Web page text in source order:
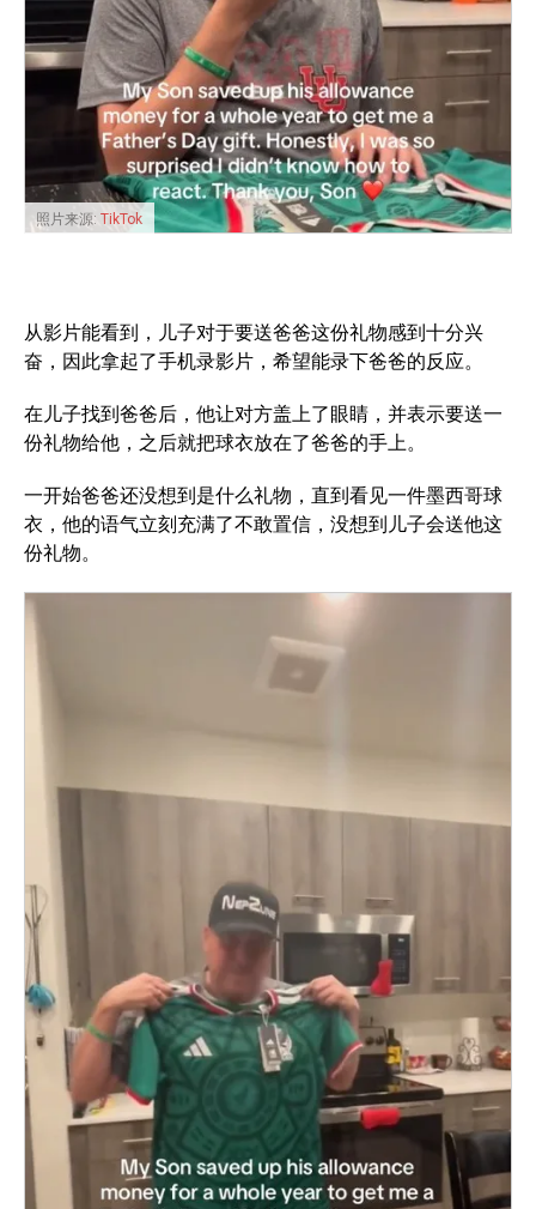
照片来源: TikTok
从影片能看到，儿子对于要送爸爸这份礼物感到十分兴
奋，因此拿起了手机录影片，希望能录下爸爸的反应。
在儿子找到爸爸后，他让对方盖上了眼睛，并表示要送一
份礼物给他，之后就把球衣放在了爸爸的手上。
一开始爸爸还没想到是什么礼物，直到看见一件墨西哥球
衣，他的语气立刻充满了不敢置信，没想到儿子会送他这
份礼物。